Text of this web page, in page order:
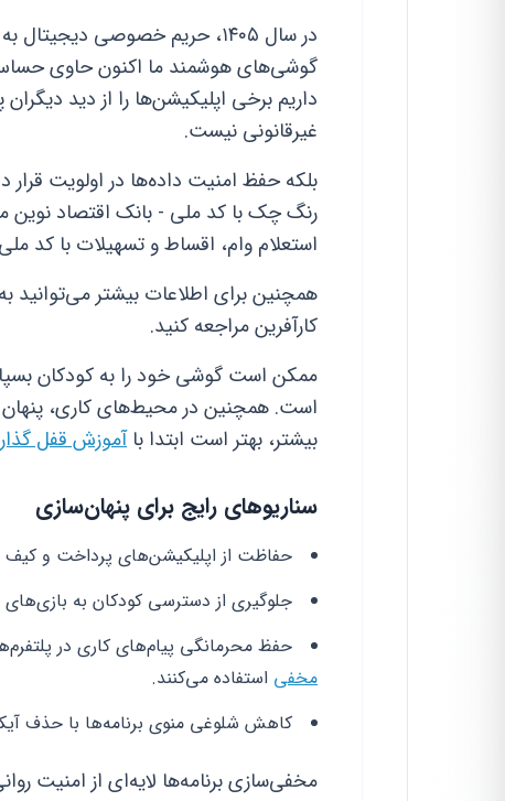
در سال ۱۴۰۵، حریم خصوصی
گوشی‌های هوشمند ما اکنون حاوی
داریم برخی اپلیکیشن‌ها را از دید
غیرقانونی نیست.
بلکه حفظ امنیت داده‌ها در اولویت قرار
رنگ چک با کد ملی - بانک اقتصاد نوین
استعلام وام، اقساط و تسهیلات با کد
همچنین برای اطلاعات بیشتر
کارآفرین مراجعه کنید.
ممکن است گوشی خود را به کودکان
است. همچنین در محیط‌های کاری، پنهان
بیشتر، بهتر است ابتدا باآموزش قفل
سناریوهای رایج برای پنهان‌سازی
حفاظت از اپلیکیشن‌های پرداخت و کیف
جلوگیری از دسترسی کودکان به
حفظ محرمانگی پیام‌های کاری در
مخفی استفاده می‌کنند.
کاهش شلوغی منوی برنامه‌ها با حذف
مخفی‌سازی برنامه‌ها لایه‌ای از امنیت